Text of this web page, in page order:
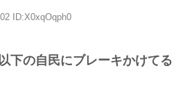
ID:X0xqOqph0
下の自民にブレーキかけてる